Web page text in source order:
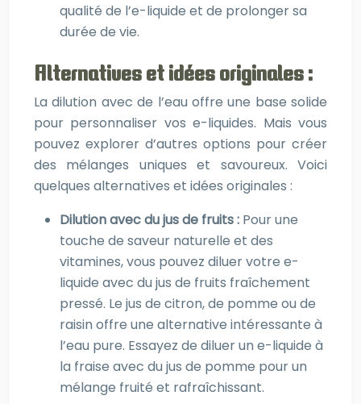
qualité de l’e-liquide et de prolonger sa
durée de vie.
Alternatives et idées originales :
La dilution avec de l’eau offre une base solide
pour personnaliser vos e-liquides. Mais vous
pouvez explorer d’autres options pour créer
des mélanges uniques et savoureux. Voici
quelques alternatives et idées originales :
Dilution avec du jus de fruits : Pour une
touche de saveur naturelle et des
vitamines, vous pouvez diluer votre e-
liquide avec du jus de fruits fraîchement
pressé. Le jus de citron, de pomme ou de
raisin offre une alternative intéressante à
l’eau pure. Essayez de diluer un e-liquide à
la fraise avec du jus de pomme pour un
mélange fruité et rafraîchissant.